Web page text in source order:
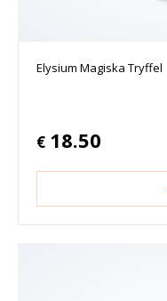
Elysium Magiska Tryffel
€ 18.50